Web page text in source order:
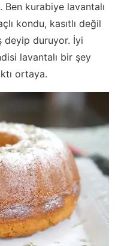
kurabiye lavantalı
kondu, kasıtlı değil
deyip duruyor. İyi
lavantalı bir şey
ortaya.